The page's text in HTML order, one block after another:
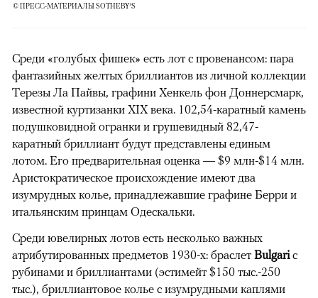
© ПРЕСС-МАТЕРИАЛЫ SOTHEBY’S
Среди «голубых фишек» есть лот с провенансом: пара
фантазийных желтых бриллиантов из личной коллекции
Терезы Ла Пайвы, графини Хенкель фон Доннерсмарк,
известной куртизанки XIX века. 102,54-каратный камень
подушковидной огранки и грушевидный 82,47-
каратный бриллиант будут представлены единым
лотом. Его предварительная оценка — $9 млн-$14 млн.
Аристократическое происхождение имеют два
изумрудных колье, принадлежавшие графине Берри и
итальянским принцам Одескальки.
Среди ювелирных лотов есть несколько важных
атрибутированных предметов 1930-х: браслет Bulgariс
рубинами и бриллиантами (эстимейт $150 тыс.-250
тыс.), бриллиантовое колье с изумрудными каплями